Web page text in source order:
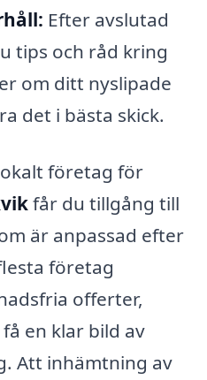
Efter avslutad
tips och råd kring
om ditt nyslipade
det i bästa skick.
företag för
får du tillgång till
är anpassad efter
företag
offerter,
en klar bild av
Att inhämtning av